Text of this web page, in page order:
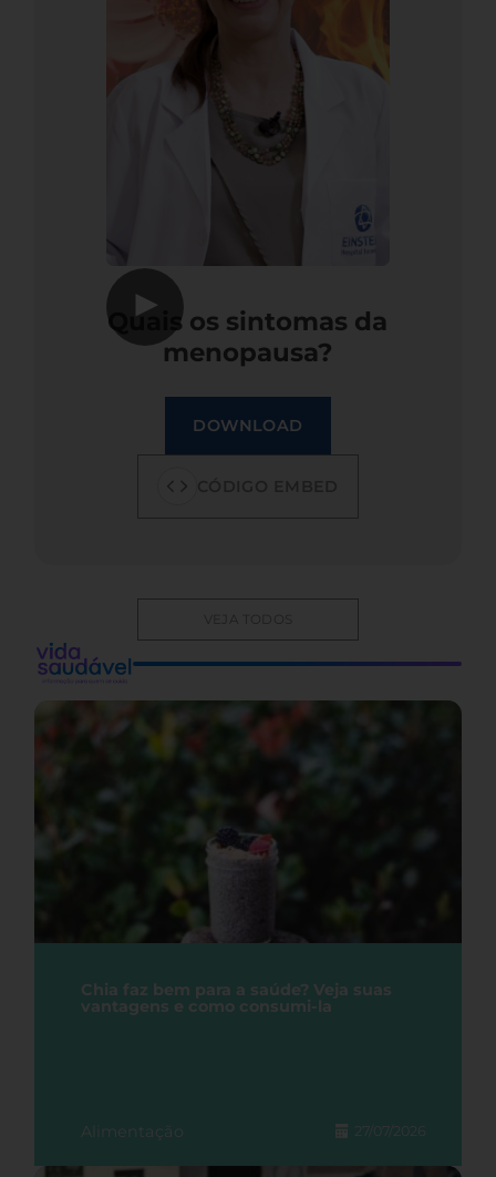
▶
Quais os sintomas da
menopausa?
DOWNLOAD
VEJA TODOS
Chia faz bem para a saúde? Veja suas
vantagens e como consumi-la
Alimentação 27/07/2026